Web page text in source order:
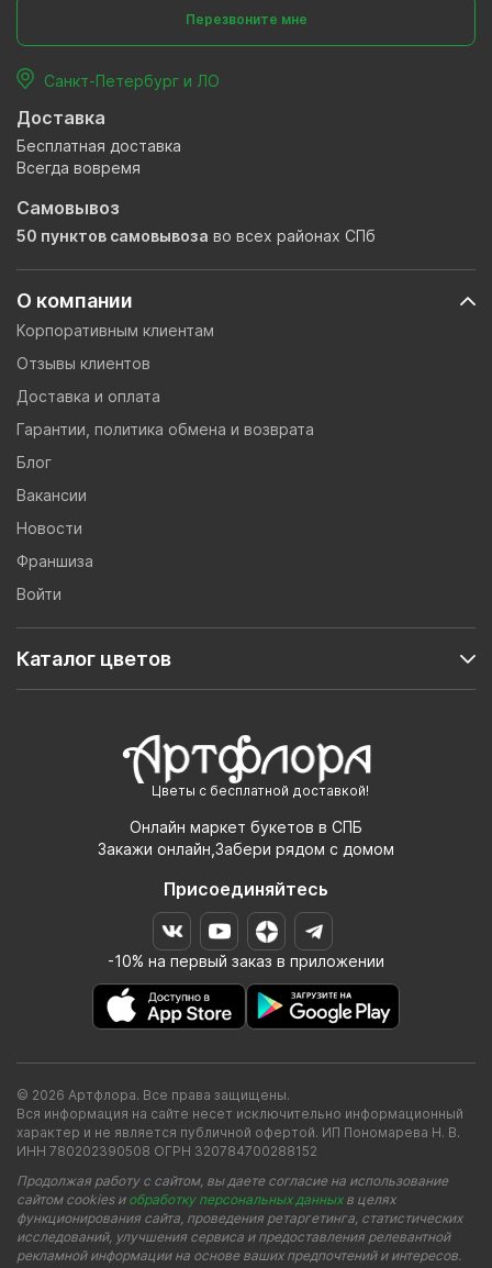
Цветы с бесплатной доставкой!
Онлайн маркет букетов в СПБ
Закажи онлайн,Забери рядом с домом
Присоединяйтесь
-10% на первый заказ в приложении
О компании
Корпоративным клиентам
Отзывы клиентов
Доставка и оплата
Гарантии, политика обмена и возврата
Блог
Вакансии
Новости
Франшиза
Войти
Каталог цветов
Перезвоните мне
Санкт-Петербург и ЛО
Доставка
Бесплатная доставка
Всегда вовремя
Самовывоз
50 пунктов самовывоза во всех районах СПб
© 2026 Артфлора. Все права защищены.
Вся информация на сайте несет исключительно информационный
характер и не является публичной офертой. ИП Пономарева Н. В.
ИНН 780202390508 ОГРН 320784700288152
Продолжая работу с сайтом, вы даете согласие на использование
сайтом cookies и обработку персональных данныхв целях
функционирования сайта, проведения ретаргетинга, статистических
исследований, улучшения сервиса и предоставления релевантной
рекламной информации на основе ваших предпочтений и интересов.